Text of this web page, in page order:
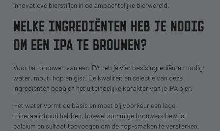
innovatieve bierstijlen in de ambachtelijke bierwereld.
WELKE INGREDIËNTEN HEB JE NODIG
OM EEN IPA TE BROUWEN?
Voor het brouwen van een IPA heb je vier basisingrediënten nodig:
water, mout, hop en gist. De kwaliteit en selectie van deze
ingrediënten bepalen het uiteindelijke karakter van je IPA bier.
Het water vormt de basis en moet bij voorkeur een lage
mineraalinhoud hebben, hoewel sommige brouwers bewust
calcium en sulfaat toevoegen om de hop-smaken te versterken.